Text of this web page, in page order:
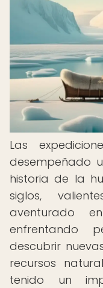
Las
desempeñado
historia de la
siglos,
aventurado
enfrentando
descubrir
recursos
tenido un